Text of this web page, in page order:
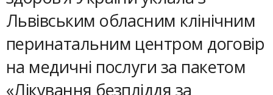
Львівським обласним клінічним
перинатальним центром договір
на медичні послуги за пакетом
«Лікування безпліддя за